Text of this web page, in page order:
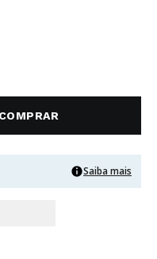
COMPRAR
Saiba mais